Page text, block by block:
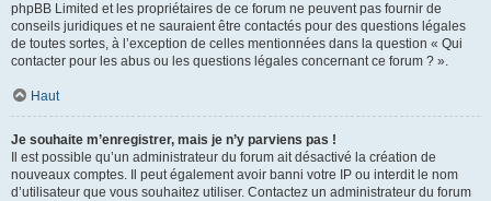
phpBB Limited et les propriétaires de ce forum ne peuvent pas fournir de
conseils juridiques et ne sauraient être contactés pour des questions légales
de toutes sortes, à l’exception de celles mentionnées dans la question « Qui
contacter pour les abus ou les questions légales concernant ce forum ? ».
Haut
Je souhaite m’enregistrer, mais je n’y parviens pas !
Il est possible qu’un administrateur du forum ait désactivé la création de
nouveaux comptes. Il peut également avoir banni votre IP ou interdit le nom
d’utilisateur que vous souhaitez utiliser. Contactez un administrateur du forum